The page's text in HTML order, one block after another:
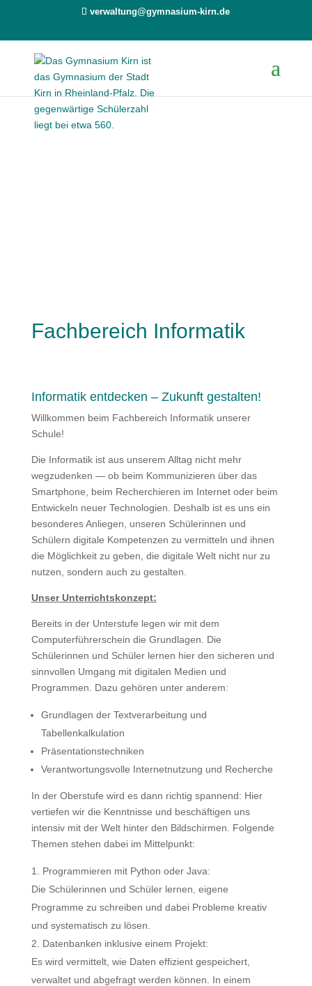
verwaltung@gymnasium-kirn.de
Fachbereich Informatik
Informatik entdecken – Zukunft gestalten!
Willkommen beim Fachbereich Informatik unserer
Schule!
Die Informatik ist aus unserem Alltag nicht mehr
wegzudenken — ob beim Kommunizieren über das
Smartphone, beim Recherchieren im Internet oder beim
Entwickeln neuer Technologien. Deshalb ist es uns ein
besonderes Anliegen, unseren Schülerinnen und
Schülern digitale Kompetenzen zu vermitteln und ihnen
die Möglichkeit zu geben, die digitale Welt nicht nur zu
nutzen, sondern auch zu gestalten.
Unser Unterrichtskonzept:
Bereits in der Unterstufe legen wir mit dem
Computerführerschein die Grundlagen. Die
Schülerinnen und Schüler lernen hier den sicheren und
sinnvollen Umgang mit digitalen Medien und
Programmen. Dazu gehören unter anderem:
Grundlagen der Textverarbeitung und
Tabellenkalkulation
Präsentationstechniken
Verantwortungsvolle Internetnutzung und Recherche
In der Oberstufe wird es dann richtig spannend: Hier
vertiefen wir die Kenntnisse und beschäftigen uns
intensiv mit der Welt hinter den Bildschirmen. Folgende
Themen stehen dabei im Mittelpunkt:
Programmieren mit Python oder Java:
Die Schülerinnen und Schüler lernen, eigene
Programme zu schreiben und dabei Probleme kreativ
und systematisch zu lösen.
Datenbanken inklusive einem Projekt:
Es wird vermittelt, wie Daten effizient gespeichert,
verwaltet und abgefragt werden können. In einem